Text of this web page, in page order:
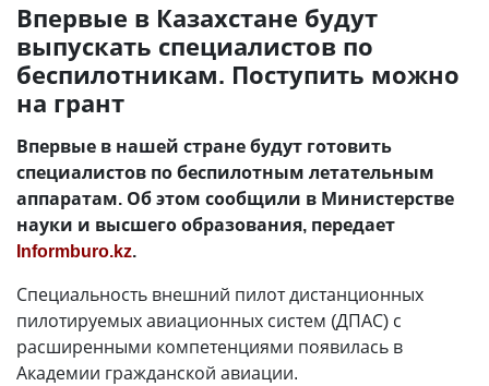
Впервые в Казахстане будут
выпускать специалистов по
беспилотникам. Поступить можно
на грант
Впервые в нашей стране будут готовить
специалистов по беспилотным летательным
аппаратам. Об этом сообщили в Министерстве
науки и высшего образования, передает
Informburo.kz.
Специальность внешний пилот дистанционных
пилотируемых авиационных систем (ДПАС) с
расширенными компетенциями появилась в
Академии гражданской авиации.